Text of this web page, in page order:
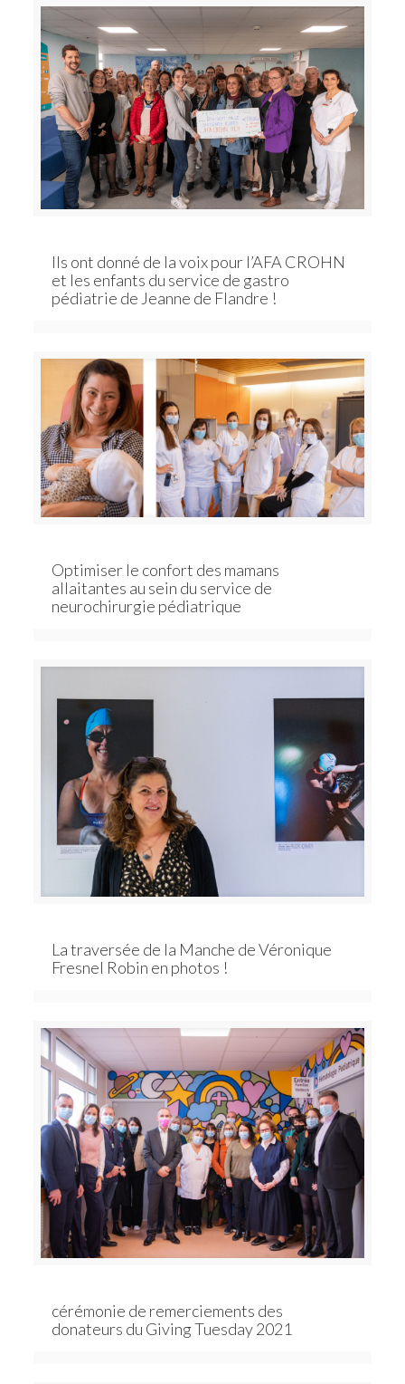
Ils ont donné de la voix pour l’AFA CROHN
et les enfants du service de gastro
pédiatrie de Jeanne de Flandre !
Optimiser le confort des mamans
allaitantes au sein du service de
neurochirurgie pédiatrique
La traversée de la Manche de Véronique
Fresnel Robin en photos !
cérémonie de remerciements des
donateurs du Giving Tuesday 2021